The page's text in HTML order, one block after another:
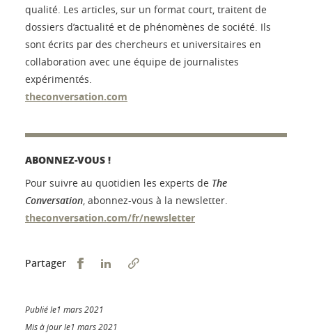
qualité. Les articles, sur un format court, traitent de
dossiers d’actualité et de phénomènes de société. Ils
sont écrits par des chercheurs et universitaires en
collaboration avec une équipe de journalistes
expérimentés.
theconversation.com
ABONNEZ-VOUS !
Pour suivre au quotidien les experts de The
Conversation, abonnez-vous à la newsletter.
theconversation.com/fr/newsletter
Partager Partager sur Facebook
Partager sur LinkedIn
Publié le1 mars 2021
Mis à jour le1 mars 2021